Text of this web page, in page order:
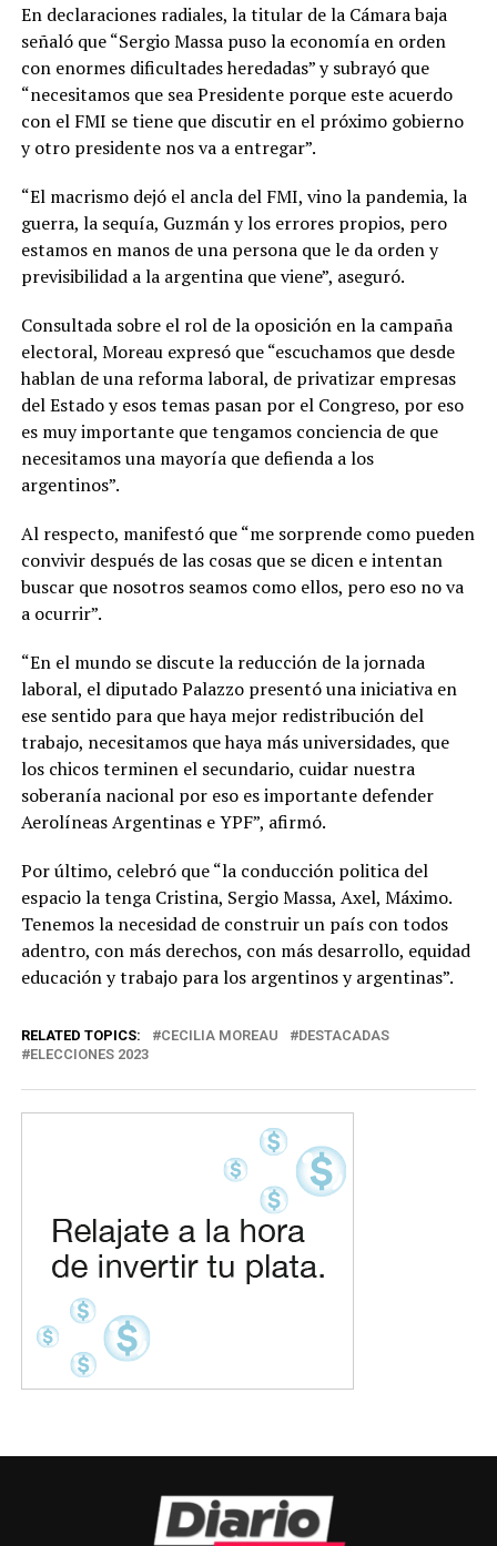
En declaraciones radiales, la titular de la Cámara baja
señaló que “Sergio Massa puso la economía en orden
con enormes dificultades heredadas” y subrayó que
“necesitamos que sea Presidente porque este acuerdo
con el FMI se tiene que discutir en el próximo gobierno
y otro presidente nos va a entregar”.
“El macrismo dejó el ancla del FMI, vino la pandemia, la
guerra, la sequía, Guzmán y los errores propios, pero
estamos en manos de una persona que le da orden y
previsibilidad a la argentina que viene”, aseguró.
Consultada sobre el rol de la oposición en la campaña
electoral, Moreau expresó que “escuchamos que desde
hablan de una reforma laboral, de privatizar empresas
del Estado y esos temas pasan por el Congreso, por eso
es muy importante que tengamos conciencia de que
necesitamos una mayoría que defienda a los
argentinos”.
Al respecto, manifestó que “me sorprende como pueden
convivir después de las cosas que se dicen e intentan
buscar que nosotros seamos como ellos, pero eso no va
a ocurrir”.
“En el mundo se discute la reducción de la jornada
laboral, el diputado Palazzo presentó una iniciativa en
ese sentido para que haya mejor redistribución del
trabajo, necesitamos que haya más universidades, que
los chicos terminen el secundario, cuidar nuestra
soberanía nacional por eso es importante defender
Aerolíneas Argentinas e YPF”, afirmó.
Por último, celebró que “la conducción politica del
espacio la tenga Cristina, Sergio Massa, Axel, Máximo.
Tenemos la necesidad de construir un país con todos
adentro, con más derechos, con más desarrollo, equidad
educación y trabajo para los argentinos y argentinas”.
RELATED TOPICS: CECILIA MOREAU
DESTACADAS
ELECCIONES 2023